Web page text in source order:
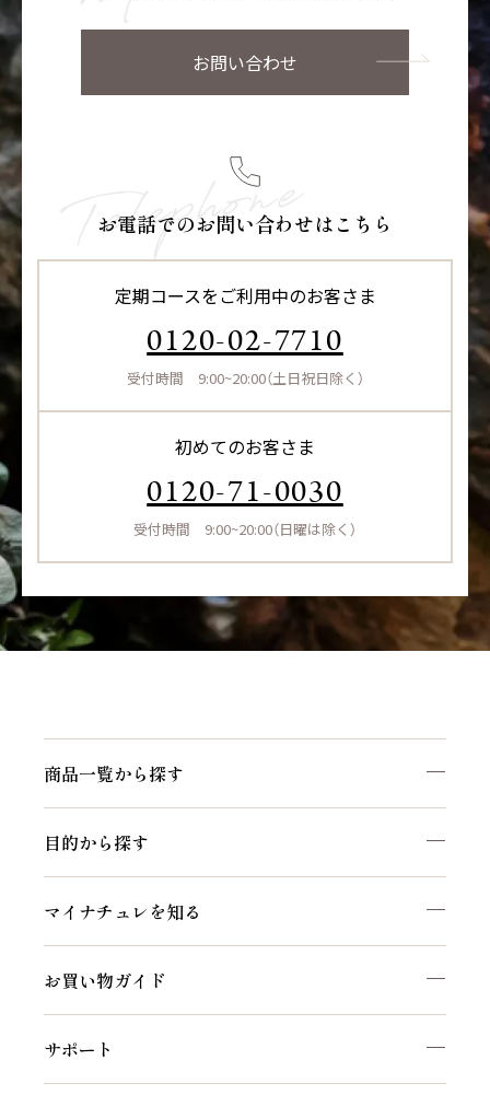
お問い合わせ
お電話でのお問い合わせはこちら
定期コースをご利用中のお客さま
0120-02-7710
受付時間 9:00~20:00（土日祝日除く）
初めてのお客さま
0120-71-0030
受付時間 9:00~20:00（日曜は除く）
商品一覧から探す
目的から探す
マイナチュレを知る
お買い物ガイド
サポート